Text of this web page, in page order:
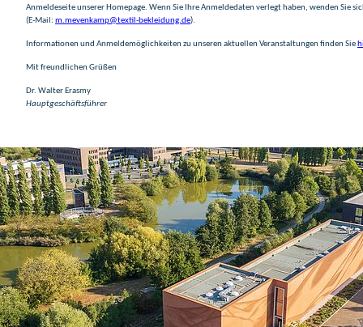
Anmeldeseite unserer Homepage. Wenn Sie Ihre Anmeldedaten verlegt haben, wenden Sie
(E-Mail: m.mevenkamp@textil-bekleidung.de).
Informationen und Anmeldemöglichkeiten zu unseren aktuellen Veranstaltungen finden Sie
Mit freundlichen Grüßen
Dr. Walter Erasmy
Hauptgeschäftsführer